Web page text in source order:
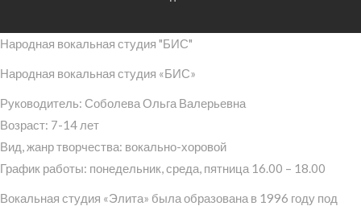
Народная вокальная студия "БИС"
Народная вокальная студия «БИС»
Руководитель: Соболева Ольга Валерьевна
Возраст: 7-14 лет
Вид, жанр творчества: вокально-хоровой
График работы: понедельник, среда, пятница 16.00 – 18.00
Вокальная студия «Элита» была образована в 1996 году под